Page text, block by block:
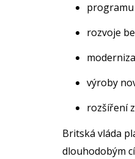
programu
rozvoje
výroby
rozšíření
Britská vláda
dlouhodobým